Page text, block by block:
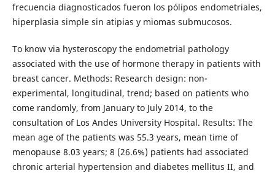
frecuencia diagnosticados fueron los pólipos endometriales,
hiperplasia simple sin atipias y miomas submucosos.
To know via hysteroscopy the endometrial pathology
associated with the use of hormone therapy in patients with
breast cancer. Methods: Research design: non-
experimental, longitudinal, trend; based on patients who
come randomly, from January to July 2014, to the
consultation of Los Andes University Hospital. Results: The
mean age of the patients was 55.3 years, mean time of
menopause 8.03 years; 8 (26.6%) patients had associated
chronic arterial hypertension and diabetes mellitus II, and